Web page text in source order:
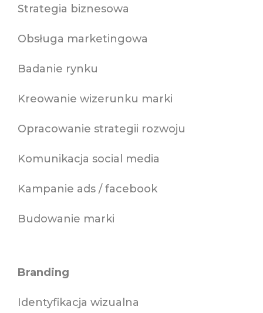
Strategia biznesowa
Obsługa marketingowa
Badanie rynku
Kreowanie wizerunku marki
Opracowanie strategii rozwoju
Komunikacja social media
Kampanie ads / facebook
Budowanie marki
Branding
Identyfikacja wizualna